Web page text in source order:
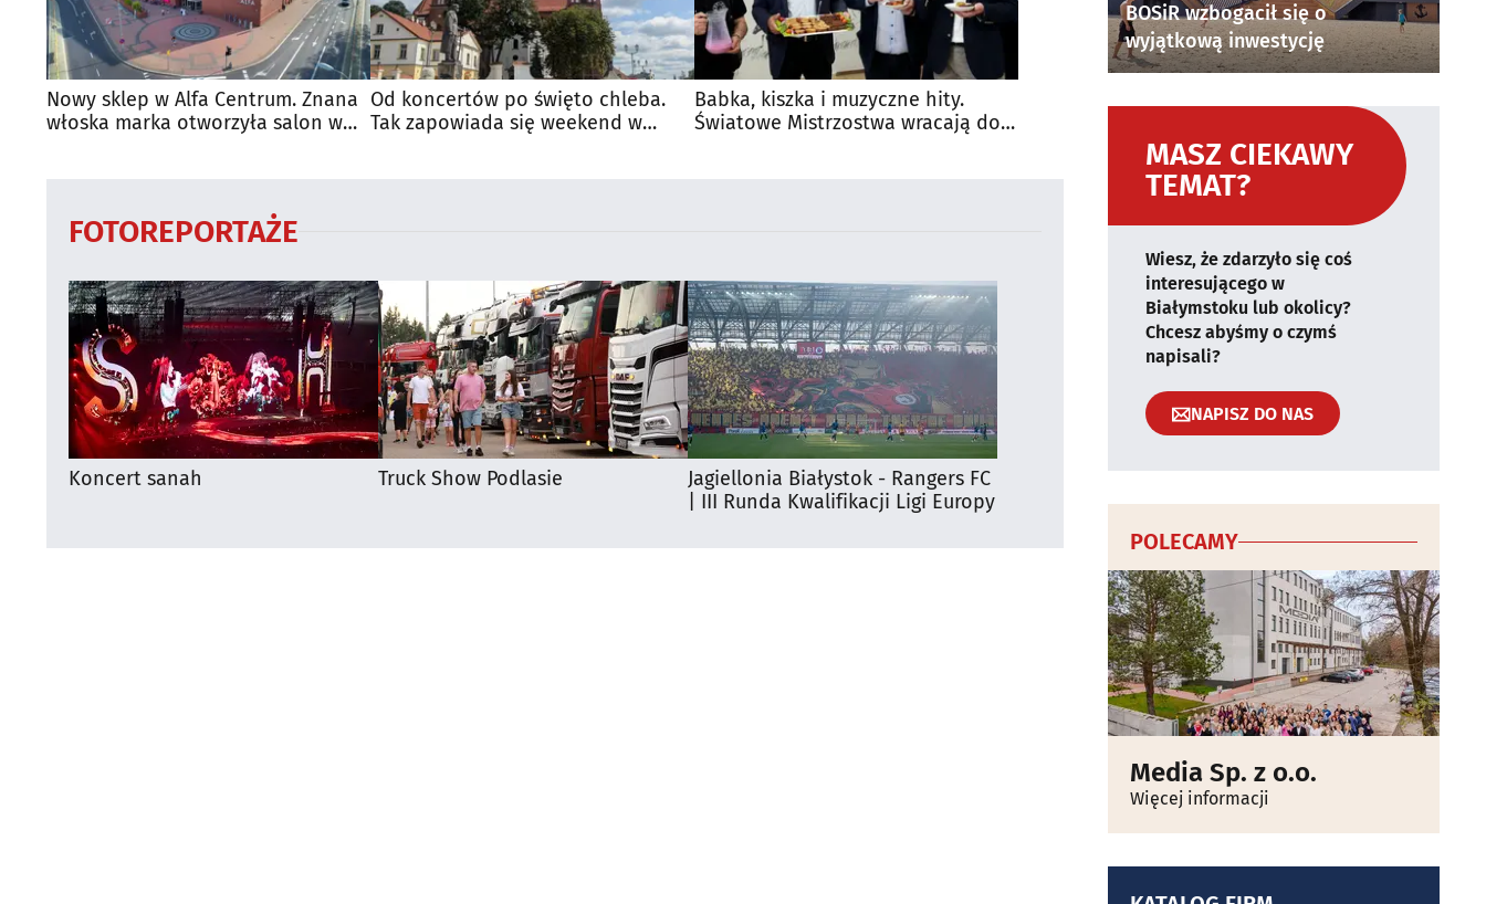
Nowy sklep w Alfa Centrum. Znana
włoska marka otworzyła salon w
Od koncertów po święto chleba.
Tak zapowiada się weekend w
Babka, kiszka i muzyczne hity.
Światowe Mistrzostwa wracają do
FOTOREPORTAŻE
Koncert sanah Truck Show Podlasie
Jagiellonia Białystok - Rangers FC
| III Runda Kwalifikacji Ligi Europy
BOSiR wzbogacił się o
wyjątkową inwestycję
MASZ CIEKAWY
TEMAT?
Wiesz, że zdarzyło się coś
interesującego w
Białymstoku lub okolicy?
Chcesz abyśmy o czymś
napisali?
NAPISZ DO NAS
POLECAMY
Media Sp. z o.o.
Więcej informacji